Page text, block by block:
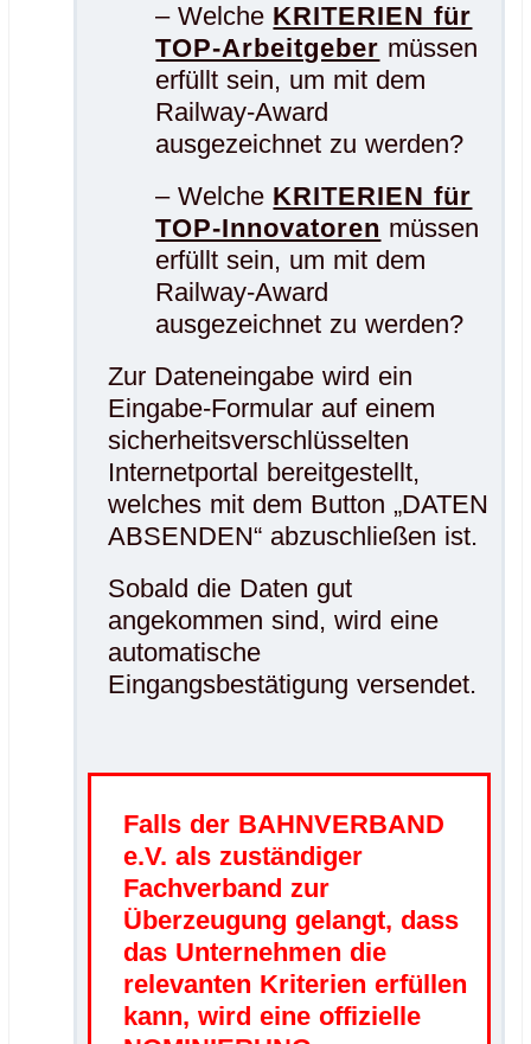
– Welche KRITERIEN für
TOP-Arbeitgeber müssen
erfüllt sein, um mit dem
Railway-Award
ausgezeichnet zu werden?
– Welche KRITERIEN für
TOP-Innovatoren müssen
erfüllt sein, um mit dem
Railway-Award
ausgezeichnet zu werden?
Zur Dateneingabe wird ein
Eingabe-Formular auf einem
sicherheitsverschlüsselten
Internetportal bereitgestellt,
welches mit dem Button „DATEN
ABSENDEN“ abzuschließen ist.
Sobald die Daten gut
angekommen sind, wird eine
automatische
Eingangsbestätigung versendet.
Falls der BAHNVERBAND
e.V. als zuständiger
Fachverband zur
Überzeugung gelangt, dass
das Unternehmen die
relevanten Kriterien erfüllen
kann, wird eine offizielle